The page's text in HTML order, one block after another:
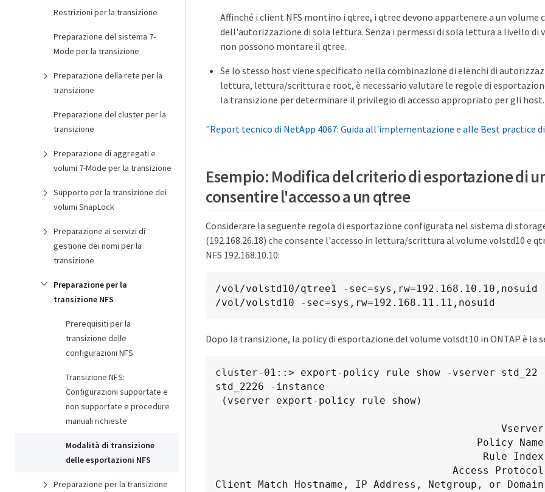
Restrizioni per la transizione
Preparazione del sistema 7-
Mode per la transizione
Preparazione della rete per la
transizione
Preparazione del cluster per la
transizione
Preparazione di aggregati e
volumi 7-Mode per la transizione
Supporto per la transizione dei
volumi SnapLock
Preparazione ai servizi di
gestione dei nomi per la
transizione
Preparazione per la
transizione NFS
Prerequisiti per la
transizione delle
configurazioni NFS
Transizione NFS:
Configurazioni supportate e
non supportate e procedure
manuali richieste
Modalità di transizione
delle esportazioni NFS
Preparazione per la transizione
Affinché i client NFS montino i qtree, i qtree devono appartenere a un volume
dell'autorizzazione di sola lettura. Senza i permessi di sola lettura a livello di
non possono montare il qtree.
Se lo stesso host viene specificato nella combinazione di elenchi di
lettura, lettura/scrittura e root, è necessario valutare le regole di
la transizione per determinare il privilegio di accesso appropriato per gli host.
"Report tecnico di NetApp 4067: Guida all'implementazione e alle Best practice
Esempio: Modifica del criterio di esportazione di
consentire l'accesso a un qtree
Considerare la seguente regola di esportazione configurata nel sistema di
(192.168.26.18) che consente l'accesso in lettura/scrittura al volume volstd10 e
NFS 192.168.10.10:
/vol/volstd10/qtree1 -sec=sys,rw=192.168.10.10,nosuid
/vol/volstd10 -sec=sys,rw=192.168.11.11,nosuid
Dopo la transizione, la policy di esportazione del volume volsdt10 in ONTAP è la
cluster-01::> export-policy rule show -vserver std_22 -
std_2226 -instance
Client Match Hostname, IP Address, Netgroup, or